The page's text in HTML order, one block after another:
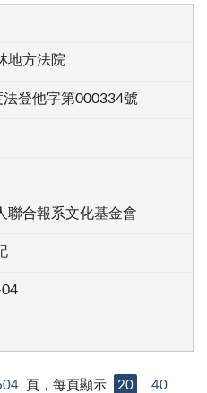
地方法院
法登他字第000334號
聯合報系文化基金會
頁，每頁顯示 20
40